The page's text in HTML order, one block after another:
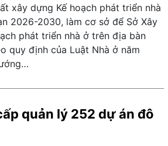
xây dựng Kế hoạch phát triển nhà
2026-2030, làm cơ sở để Sở Xây
phát triển nhà ở trên địa bàn
quy định của Luật Nhà ở năm
quản lý 252 dự án đô